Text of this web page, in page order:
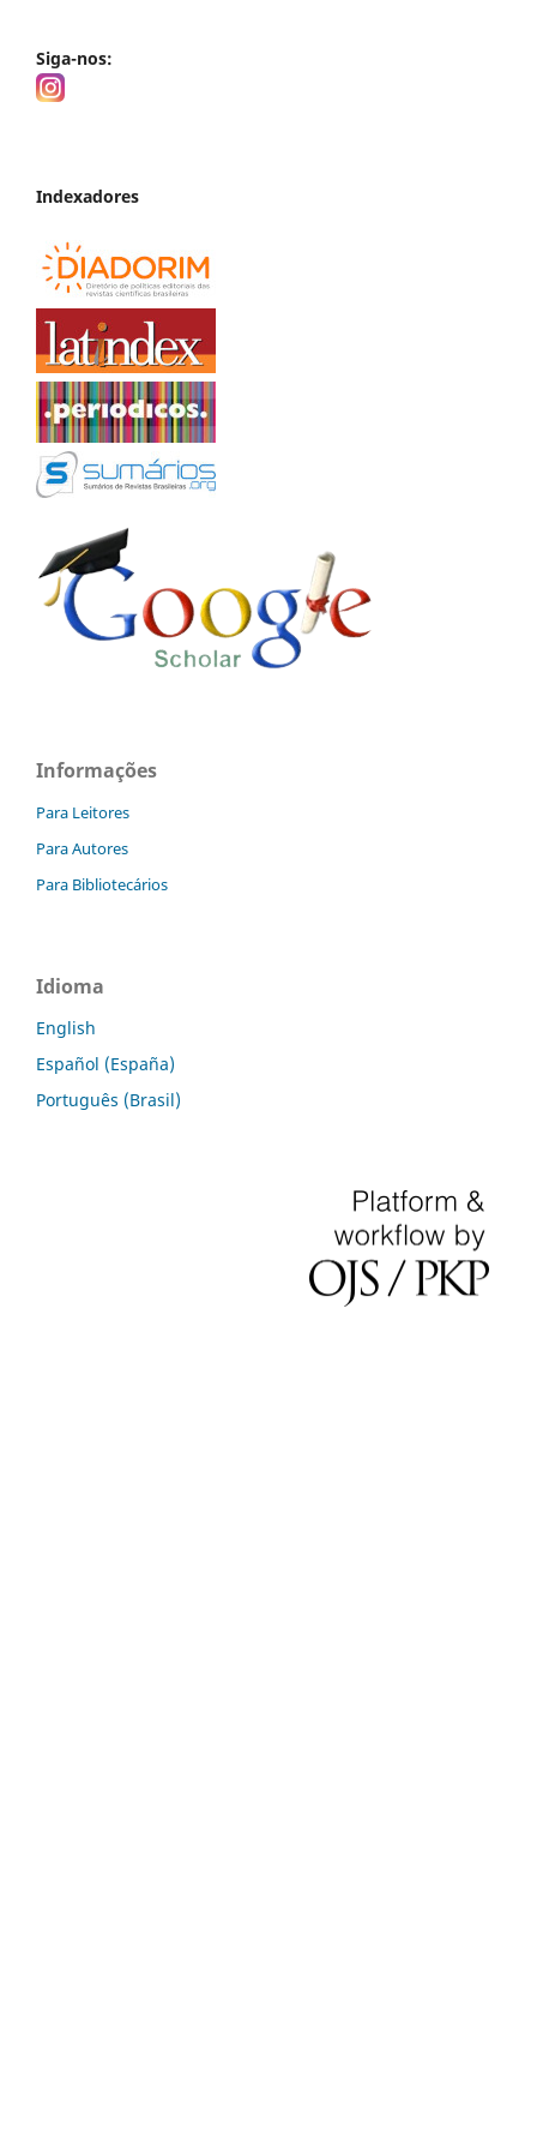
Siga-nos:
Indexadores
Informações
Para Leitores
Para Autores
Para Bibliotecários
Idioma
English
Español (España)
Português (Brasil)